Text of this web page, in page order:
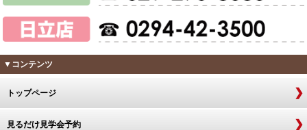
▼コンテンツ
トップページ
見るだけ見学会予約